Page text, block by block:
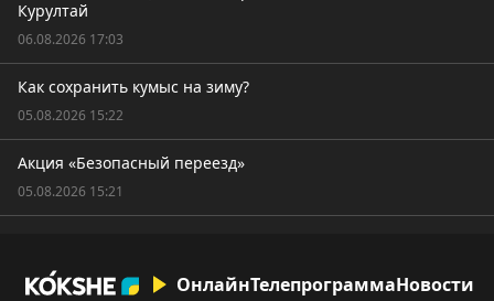
Курултай
06.08.2026 17:03
Как сохранить кумыс на зиму?
05.08.2026 15:22
Акция «Безопасный переезд»
05.08.2026 15:21
ОнлайнТелепрограммаНовости